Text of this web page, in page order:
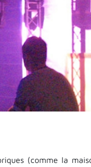
(comme la